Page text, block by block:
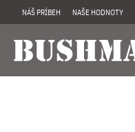
NÁŠ PRÍBEH NAŠE HODNOTY